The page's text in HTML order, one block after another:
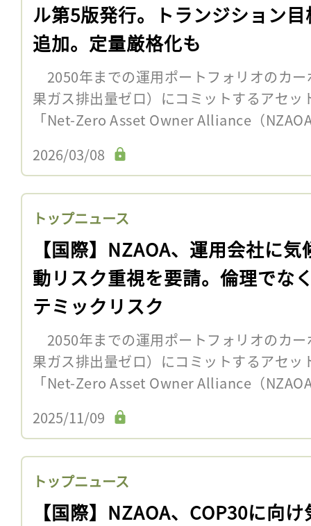
ル第5版発行。トランジション目
追加。定量厳格化も
2050年までの運用ポートフォリオのカ
果ガス排出量ゼロ）にコミットするアセッ
「Net-Zero Asset Owner Alliance（
2026/03/08
トップニュース
【国際】NZAOA、運用会社に気
動リスク重視を要請。倫理でな
テミックリスク
2050年までの運用ポートフォリオのカ
果ガス排出量ゼロ）にコミットするアセッ
「Net-Zero Asset Owner Alliance（
2025/11/09
トップニュース
【国際】NZAOA、COP30に向